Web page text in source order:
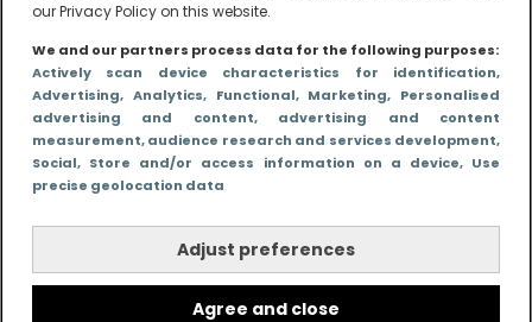
our Privacy Policy on this website.
We and our partners process data for the following purposes:
Actively scan device characteristics for identification,
Advertising, Analytics, Functional, Marketing, Personalised
advertising and content, advertising and content
measurement, audience research and services development,
Social, Store and/or access information on a device, Use
precise geolocation data
Adjust preferences
Agree and close